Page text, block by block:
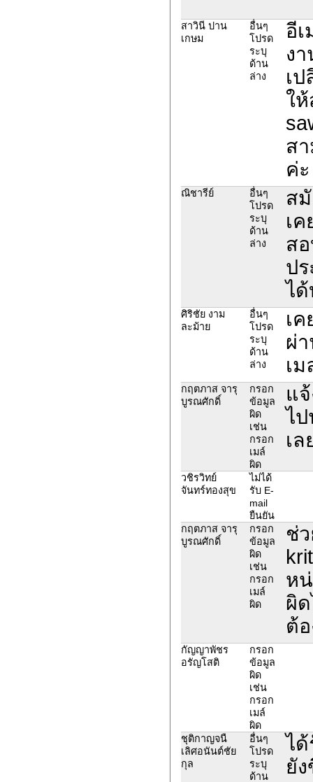
สาวินี ปาน
เกษม
อื่นๆ
โปรด
ระบุ
ด้าน
ล่าง
อี
ง
เ
ใ
ส
ค่ะ
ณิชารีย์
อื่นๆ
โปรด
ระบุ
ด้าน
ล่าง
ส
เ
ส
ป
ได้
ศิริชัย งาม
ละม้าย
อื่นๆ
โปรด
ระบุ
ด้าน
ล่าง
เ
ผ่
เ
กฤตภาส จารุ
บูรณศักดิ์
กรอก
ข้อมูล
ผิด
เช่น
กรอก
เมล์
ผิด
แ
ไ
เ
วชิรวิทย์
จันทร์ทองสุข
ไม่ได้
รับ E-
mail
ยืนยัน
กฤตภาส จารุ
บูรณศักดิ์
กรอก
ข้อมูล
ผิด
เช่น
กรอก
เมล์
ผิด
ช่
ห
ผิ
ต้
กัญญาพัชร
อรัญโสติ
กรอก
ข้อมูล
ผิด
เช่น
กรอก
เมล์
ผิด
ชุติกาญจนื
เลิศอนันต์ชัย
กุล
อื่นๆ
โปรด
ระบุ
ด้าน
ไ
ยั